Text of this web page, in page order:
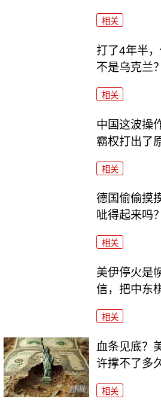
相关
打了4年半
不是乌克兰？
相关
中国这波操
霸权打出了
相关
德国偷偷摸
呲得起来吗？
相关
美伊停火是
信，把中东
相关
血条见底？
许撑不了多
相关